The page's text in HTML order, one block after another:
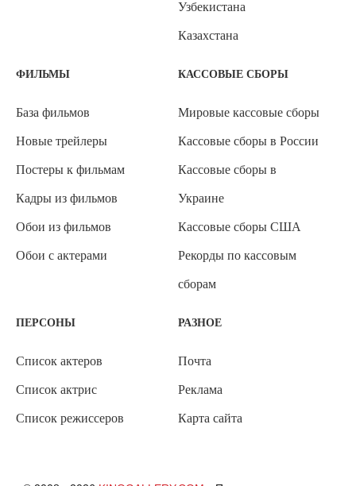
Узбекистана
Казахстана
ФИЛЬМЫ
База фильмов
Новые трейлеры
Постеры к фильмам
Кадры из фильмов
Обои из фильмов
Обои с актерами
КАССОВЫЕ СБОРЫ
Мировые кассовые сборы
Кассовые сборы в России
Кассовые сборы в
Украине
Кассовые сборы США
Рекорды по кассовым
сборам
ПЕРСОНЫ
Список актеров
Список актрис
Список режиссеров
РАЗНОЕ
Почта
Реклама
Карта сайта